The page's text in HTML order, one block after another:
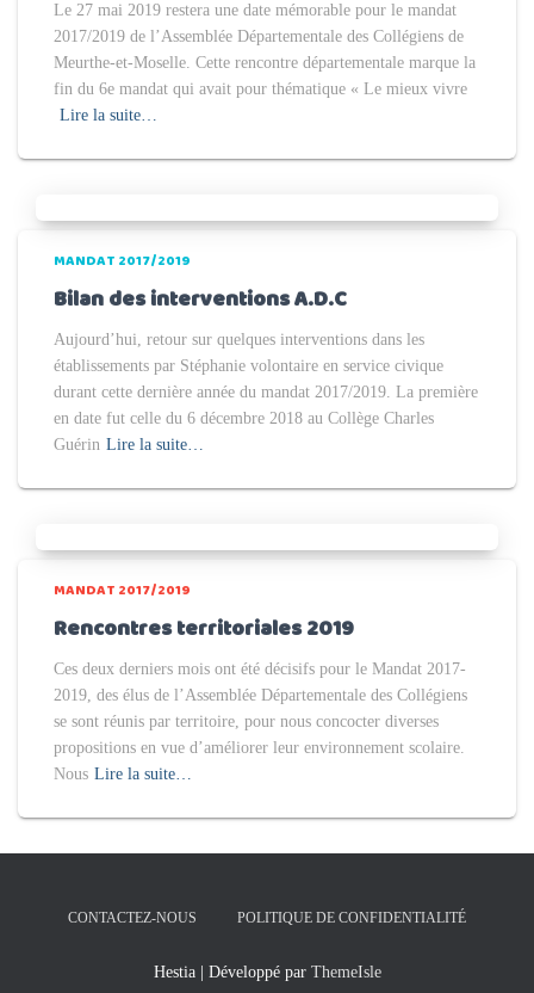
Le 27 mai 2019 restera une date mémorable pour le mandat
2017/2019 de l’Assemblée Départementale des Collégiens de
Meurthe-et-Moselle. Cette rencontre départementale marque la
fin du 6e mandat qui avait pour thématique « Le mieux vivre
Lire la suite…
MANDAT 2017/2019
Bilan des interventions A.D.C
Aujourd’hui, retour sur quelques interventions dans les
établissements par Stéphanie volontaire en service civique
durant cette dernière année du mandat 2017/2019. La première
en date fut celle du 6 décembre 2018 au Collège Charles
Guérin Lire la suite…
MANDAT 2017/2019
Rencontres territoriales 2019
Ces deux derniers mois ont été décisifs pour le Mandat 2017-
2019, des élus de l’Assemblée Départementale des Collégiens
se sont réunis par territoire, pour nous concocter diverses
propositions en vue d’améliorer leur environnement scolaire.
Nous Lire la suite…
CONTACTEZ-NOUS POLITIQUE DE CONFIDENTIALITÉ
Hestia | Développé par ThemeIsle